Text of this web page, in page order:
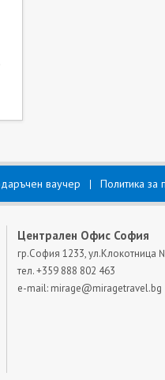
ваучер Политика за
Централен Офис София
гр.София 1233, ул.Клокотница
тел. +359 888 802 463
e-mail: mirage@miragetravel.bg